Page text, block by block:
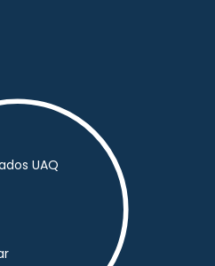
UAQ